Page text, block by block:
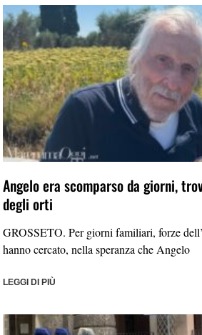
Angelo era scomparso da giorni,
degli orti
GROSSETO. Per giorni familiari, forze
hanno cercato, nella speranza che Angelo
LEGGI DI PIÙ